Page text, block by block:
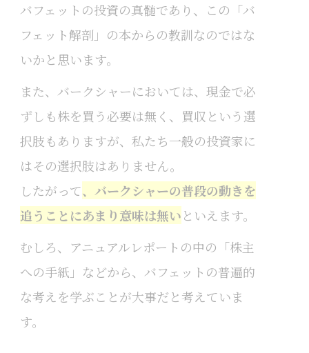
バフェットの投資の真髄であり、この「バ
フェット解剖」の本からの教訓なのではな
いかと思います。
また、バークシャーにおいては、現金で必
ずしも株を買う必要は無く、買収という選
択肢もありますが、私たち一般の投資家に
はその選択肢はありません。
したがって、バークシャーの普段の動きを
追うことにあまり意味は無いといえます。
むしろ、アニュアルレポートの中の「株主
への手紙」などから、バフェットの普遍的
な考えを学ぶことが大事だと考えていま
す。